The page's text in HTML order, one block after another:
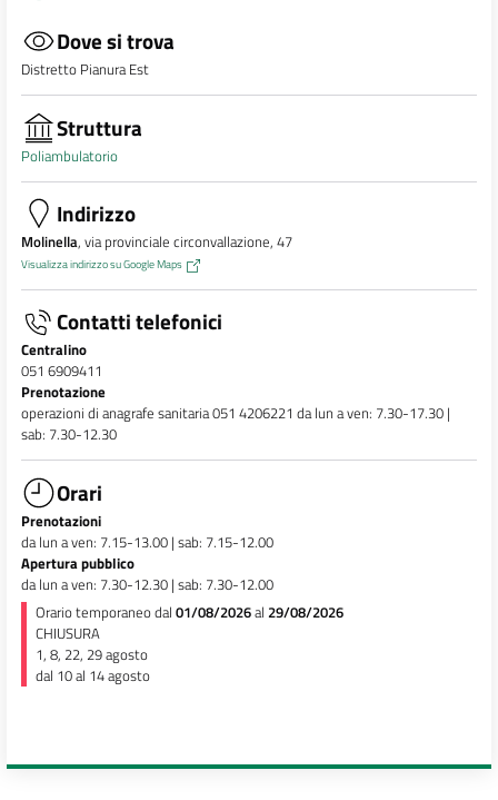
Dove si trova
Distretto Pianura Est
Struttura
Poliambulatorio
Indirizzo
Molinella, via provinciale circonvallazione, 47
Visualizza indirizzo su Google Maps
Contatti telefonici
Centralino
051 6909411
Prenotazione
operazioni di anagrafe sanitaria 051 4206221 da lun a ven: 7.30-17.30 |
sab: 7.30-12.30
Orari
Prenotazioni
da lun a ven: 7.15-13.00 | sab: 7.15-12.00
Apertura pubblico
da lun a ven: 7.30-12.30 | sab: 7.30-12.00
Orario temporaneo dal 01/08/2026al 29/08/2026
CHIUSURA
1, 8, 22, 29 agosto
dal 10 al 14 agosto